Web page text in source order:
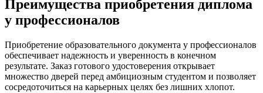
Преимущества приобретения диплома
у профессионалов
Приобретение образовательного документа у профессионалов
обеспечивает надежность и уверенность в конечном
результате. Заказ готового удостоверения открывает
множество дверей перед амбициозным студентом и позволяет
сосредоточиться на карьерных целях без лишних хлопот.